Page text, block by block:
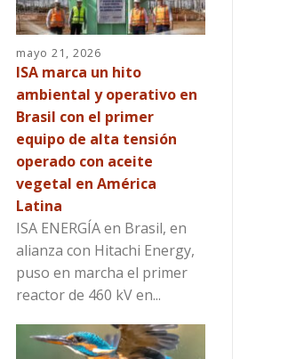
mayo 21, 2026
ISA marca un hito
ambiental y operativo en
Brasil con el primer
equipo de alta tensión
operado con aceite
vegetal en América
Latina
ISA ENERGÍA en Brasil, en
alianza con Hitachi Energy,
puso en marcha el primer
reactor de 460 kV en...